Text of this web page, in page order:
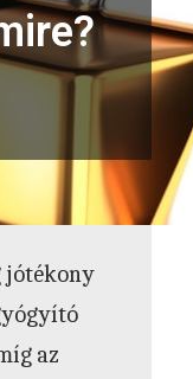
jótékony
az